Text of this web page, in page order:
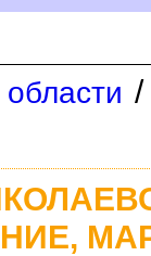
/